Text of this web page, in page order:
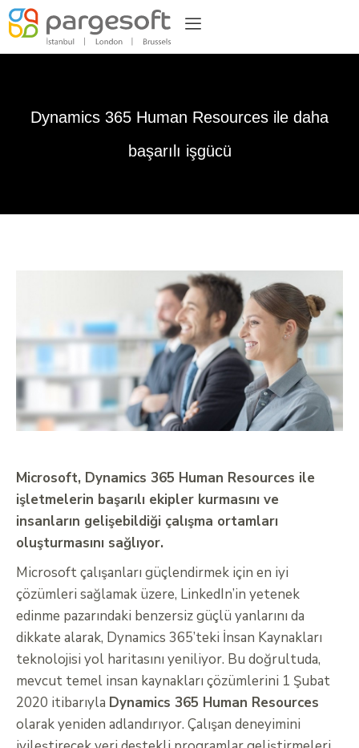
Dynamics 365 Human Resources ile daha
başarılı işgücü
Microsoft, Dynamics 365 Human Resources ile
işletmelerin başarılı ekipler kurmasını ve
insanların gelişebildiği çalışma ortamları
oluşturmasını sağlıyor.
Microsoft çalışanları güçlendirmek için en iyi
çözümleri sağlamak üzere, LinkedIn’in yetenek
edinme pazarındaki benzersiz güçlü yanlarını da
dikkate alarak, Dynamics 365’teki İnsan Kaynakları
teknolojisi yol haritasını yeniliyor. Bu doğrultuda,
mevcut temel insan kaynakları çözümlerini 1 Şubat
2020 itibarıyla Dynamics 365 Human Resources
olarak yeniden adlandırıyor. Çalışan deneyimini